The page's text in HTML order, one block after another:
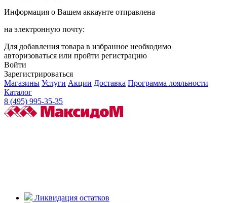
Информация о Вашем аккаунте отправлена
на электронную почту:
Для добавления товара в избранное необходимо
авторизоваться или пройти регистрацию
Войти
Зарегистрироваться
Магазины Услуги Акции Доставка Программа лояльности
Каталог
8 (495) 995-35-35
Ликвидация остатков